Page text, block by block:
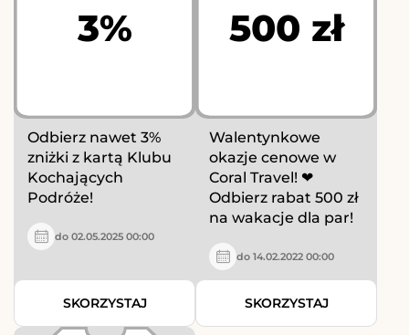
3%
Odbierz nawet 3%
zniżki z kartą Klubu
Kochających
Podróże!
do 02.05.2025 00:00
SKORZYSTAJ
500 zł
Walentynkowe
okazje cenowe w
Coral Travel! ❤
Odbierz rabat 500 zł
na wakacje dla par!
do 14.02.2022 00:00
SKORZYSTAJ